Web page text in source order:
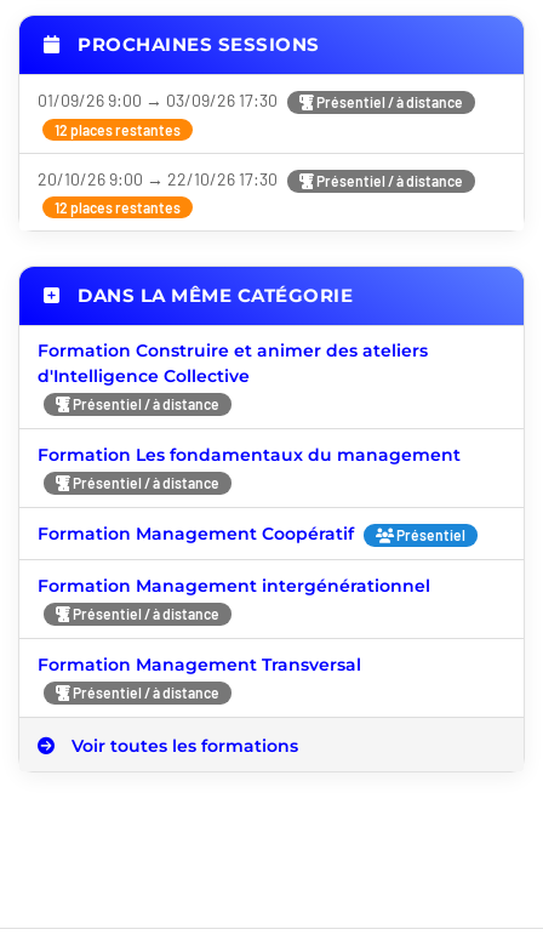
PROCHAINES SESSIONS
01/09/26 9:00 → 03/09/26 17:30
Présentiel / à distance
12 places restantes
20/10/26 9:00 → 22/10/26 17:30
Présentiel / à distance
12 places restantes
DANS LA MÊME CATÉGORIE
Formation Construire et animer des ateliers
d'Intelligence Collective
Présentiel / à distance
Formation Les fondamentaux du management
Présentiel / à distance
Formation Management Coopératif Présentiel
Formation Management intergénérationnel
Présentiel / à distance
Formation Management Transversal
Présentiel / à distance
Voir toutes les formations